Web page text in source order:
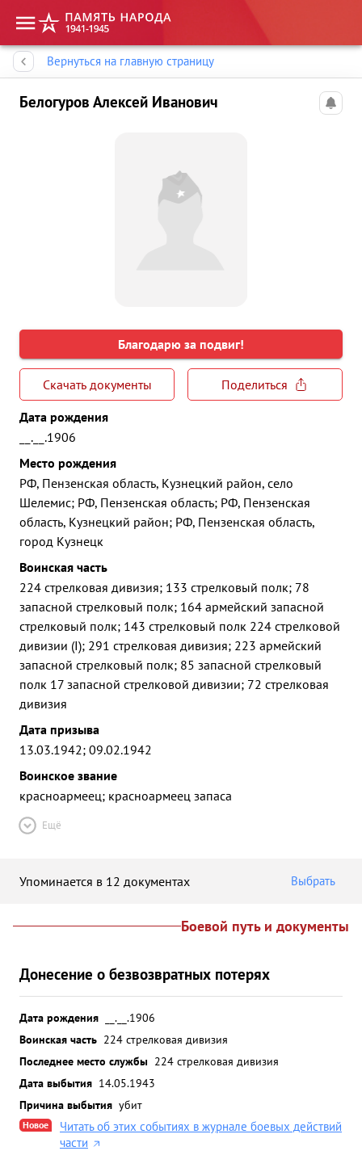
Вернуться на главную страницу
Белогуров Алексей Иванович
Благодарю за подвиг!
Скачать документы
Поделиться
Дата рождения
__.__.1906
Место рождения
РФ, Пензенская область, Кузнецкий район, село
Шелемис; РФ, Пензенская область; РФ, Пензенская
область, Кузнецкий район; РФ, Пензенская область,
город Кузнецк
Воинская часть
224 стрелковая дивизия; 133 стрелковый полк; 78
запасной стрелковый полк; 164 армейский запасной
стрелковый полк; 143 стрелковый полк 224 стрелковой
дивизии (I); 291 стрелковая дивизия; 223 армейский
запасной стрелковый полк; 85 запасной стрелковый
полк 17 запасной стрелковой дивизии; 72 стрелковая
дивизия
Дата призыва
13.03.1942; 09.02.1942
Воинское звание
красноармеец; красноармеец запаса
Ещё
Упоминается в 12 документах Выбрать
Боевой путь и документы
Донесение о безвозвратных потерях
Дата рождения
__.__.1906
Воинская часть 224 стрелковая дивизия
Последнее место службы 224 стрелковая дивизия
Дата выбытия 14.05.1943
Причина выбытия убит
Новое
Читать об этих событиях в журнале боевых действий
части
Память народа